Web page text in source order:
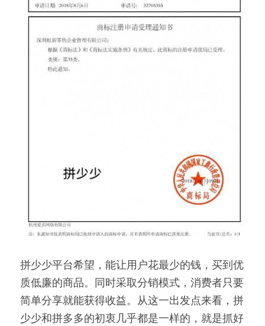
拼少少平台希望，能让用户花最少的钱，买到优
质低廉的商品。同时采取分销模式，消费者只要
简单分享就能获得收益。从这一出发点来看，拼
少少和拼多多的初衷几乎都是一样的，就是抓好